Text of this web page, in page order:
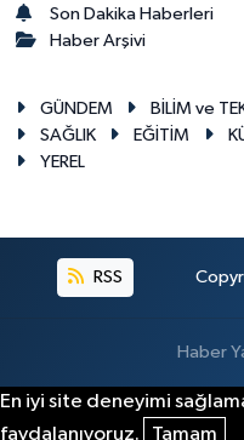
Son Dakika Haberleri
Haber Arşivi
GÜNDEM BİLİM ve
SAĞLIK
EĞİTİM
YEREL
RSS
Haber
En iyi site deneyimi
faydalanıyoruz.
Tamam